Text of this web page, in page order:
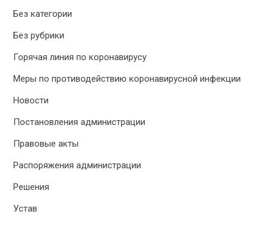
Без категории
Без рубрики
Горячая линия по коронавирусу
Меры по противодействию коронавирусной инфекции
Новости
Постановления администрации
Правовые акты
Распоряжения администрации
Решения
Устав